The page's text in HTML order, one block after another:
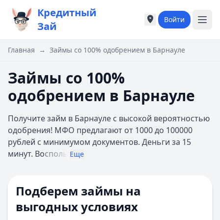
Кредитный
Зай
Города России
Москва
А
Астрахань
Б
Барнаул
Белгород
Города России
Москва
А
Астрахань
Б
Барнаул
Белгород
Войти
Главная → Займы со 100% одобрением в Барнауле
Займы со 100%
одобрением в Барнауле
Получите займ в Барнауле с высокой вероятностью
одобрения! МФО предлагают от 1000 до 100000
рублей с минимумом документов. Деньги за 15
минут. Восполь Еще
Подберем займы на
выгодных условиях